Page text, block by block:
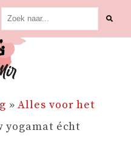
»Alles voor het
yogamat écht